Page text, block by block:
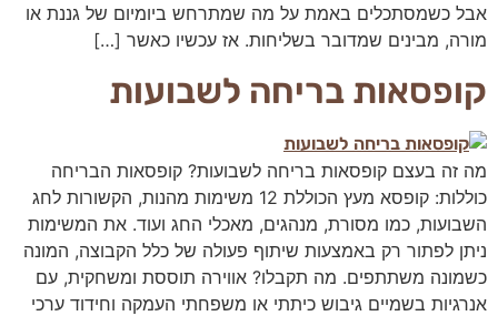
אבל כשמסתכלים באמת על מה שמתרחש ביומיום של גננת או
מורה, מבינים שמדובר בשליחות. אז עכשיו כאשר […]
קופסאות בריחה לשבועות
מה זה בעצם קופסאות בריחה לשבועות? קופסאות הבריחה
כוללות: קופסא מעץ הכוללת 12 משימות מהנות, הקשורות לחג
השבועות, כמו מסורת, מנהגים, מאכלי החג ועוד. את המשימות
ניתן לפתור רק באמצעות שיתוף פעולה של כלל הקבוצה, המונה
כשמונה משתתפים. מה תקבלו? אווירה תוססת ומשחקית, עם
אנרגיות בשמיים גיבוש כיתתי או משפחתי העמקה וחידוד ערכי
העניין
וההתנהגות
שלכם
הגלישה
מגדילים
את הסיכוי
לראות תוכן
והצעות
מותאמים
אישית.